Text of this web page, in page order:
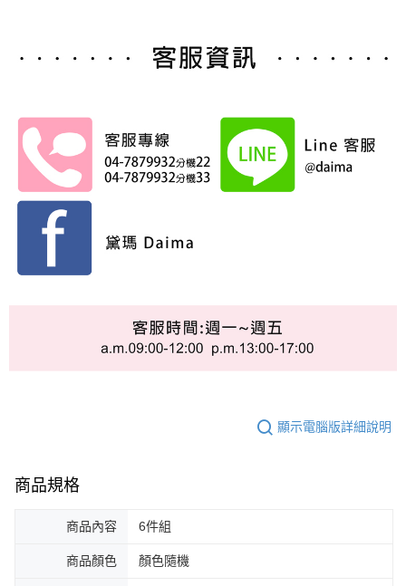
顯示電腦版詳細說明
商品規格
商品內容 6件組
商品顏色 顏色隨機